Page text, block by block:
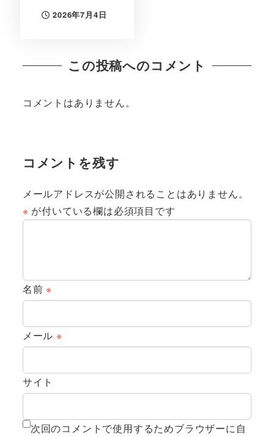
投稿日
2026年7月4日
この投稿へのコメント
コメントはありません。
コメントを残す
メールアドレスが公開されることはありません。
※ が付いている欄は必須項目です
名前※
メール ※
サイト
次回のコメントで使用するためブラウザーに自